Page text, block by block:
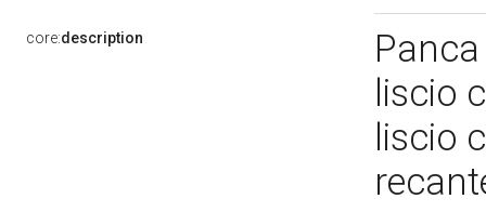
core:description
liscio
liscio